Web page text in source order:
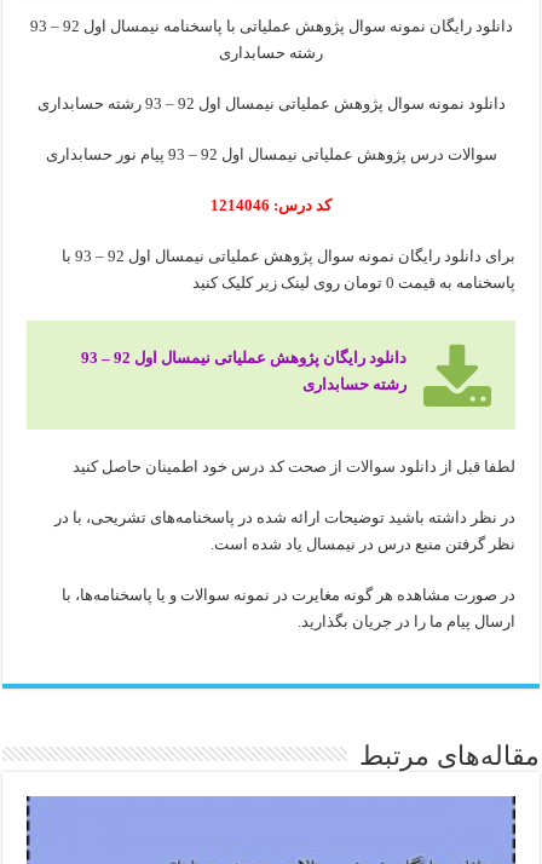
دانلود رایگان نمونه سوال پژوهش عملیاتی با پاسخنامه نیمسال اول 92 – 93
رشته حسابداری
دانلود نمونه سوال پژوهش عملیاتی نیمسال اول 92 – 93 رشته حسابداری
سوالات درس پژوهش عملیاتی نیمسال اول 92 – 93 پیام نور حسابداری
کد درس: 1214046
برای دانلود رایگان نمونه سوال پژوهش عملیاتی نیمسال اول 92 – 93 با
پاسخنامه به قیمت 0 تومان روی لینک زیر کلیک کنید
دانلود رایگان پژوهش عملیاتی نیمسال اول 92 – 93
رشته حسابداری
لطفا قبل از دانلود سوالات از صحت کد درس خود اطمینان حاصل کنید
در نظر داشته باشید توضیحات ارائه شده در پاسخنامه‌های تشریحی، با در
نظر گرفتن منبع درس در نیمسال یاد شده است.
در صورت مشاهده هر گونه مغایرت در نمونه سوالات و یا پاسخنامه‌ها، با
ارسال پیام ما را در جریان بگذارید.
مقاله‌های مرتبط